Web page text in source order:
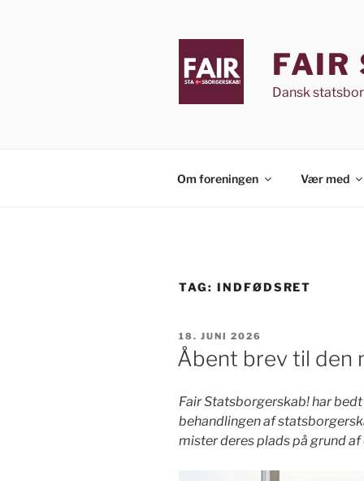
FAIR
Dansk
Om foreningen Vær med
TAG: INDFØDSRET
UDGIVET
DEN
18. JUNI 2026
Åbent brev til den
Fair Statsborgerskab! har
behandlingen af
mister deres plads på grund